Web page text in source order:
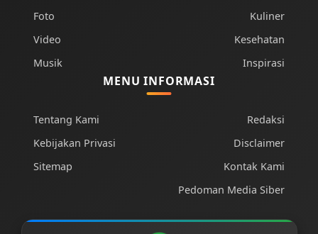
Foto
Video
Musik
Kuliner
Kesehatan
Inspirasi
MENU INFORMASI
Tentang Kami
Kebijakan Privasi
Sitemap
Redaksi
Disclaimer
Kontak Kami
Pedoman Media Siber